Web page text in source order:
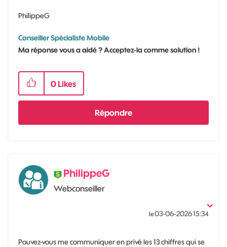
PhilippeG
Conseiller Spécialiste Mobile
Ma réponse vous a aidé ? Acceptez-la comme solution !
0 Likes
Répondre
PhilippeG
Webconseiller
le‎03-06-202615:34
Pouvez-vous me communiquer en privé les 13 chiffres qui se